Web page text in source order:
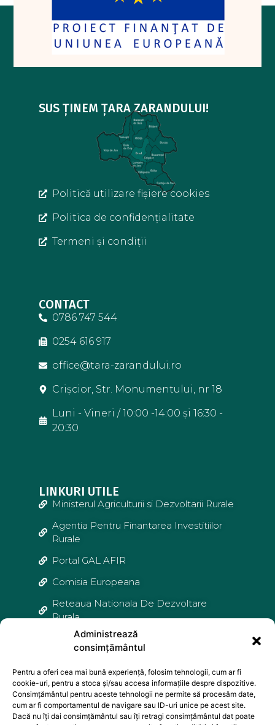
Administrează
consimțământul
Pentru a oferi cea mai bună experiență, folosim tehnologii, cum ar fi
cookie-uri, pentru a stoca și/sau accesa informațiile despre dispozitive.
Consimțământul pentru aceste tehnologii ne permite să procesăm date,
cum ar fi comportamentul de navigare sau ID-uri unice pe acest site.
Dacă nu îți dai consimțământul sau îți retragi consimțământul dat poate
SUS ȚINEM ȚARA ZARANDULUI!
Politică utilizare fișiere cookies
Politica de confidențialitate
Termeni și condiții
CONTACT
0786 747 544
0254 616 917
office@tara-zarandului.ro
Crișcior, Str. Monumentului, nr 18
Luni - Vineri / 10:00 -14:00 și 16:30 -
20:30
LINKURI UTILE
Ministerul Agriculturii si Dezvoltarii Rurale
Agentia Pentru Finantarea Investitiilor
Rurale
Portal GAL AFIR
Comisia Europeana
Reteaua Nationala De Dezvoltare
Rurala
Agentia De Plati si Interventie Pentru
Agricultura
Agentia Nationala Pentru Pescuit și
Acvacultura
Federatia Natională a Grupurilor de
Actiune Locala